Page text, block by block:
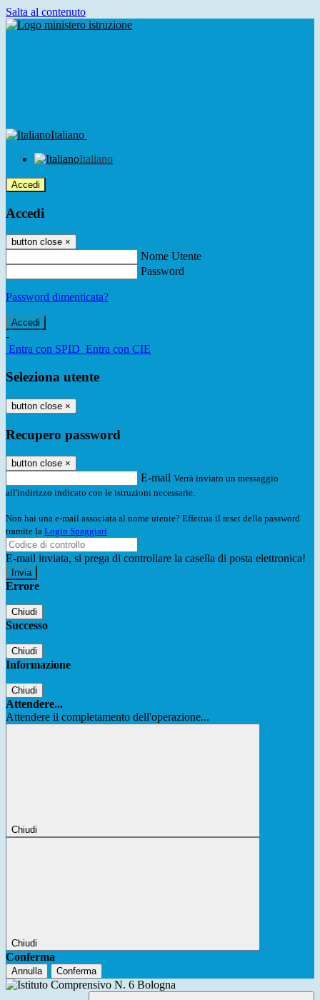
Salta al contenuto
Italiano
Italiano
Accedi
Accedi
button close ×
Nome Utente
Password
Password dimenticata?
-
Entra con SPID Entra con CIE
Seleziona utente
button close ×
Recupero password
button close ×
E-mail Verrà inviato un messaggio
all'indirizzo indicato con le istruzioni necessarie.
Non hai una e-mail associata al nome utente? Effettua il reset della password
tramite la Login Spaggiari
E-mail inviata, si prega di controllare la casella di posta elettronica!
Errore
Chiudi
Successo
Chiudi
Informazione
Chiudi
Attendere...
Attendere il completamento dell'operazione...
Chiudi
Chiudi
Conferma
Annulla Conferma